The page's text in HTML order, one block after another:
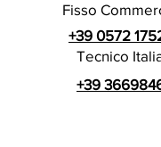
Fisso
+39 0572
Tecnico
+39